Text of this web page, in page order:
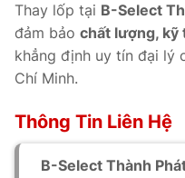
Thay lốp tại B-Select
đảm bảo chất lượng, kỹ
khẳng định uy tín đại lý
Chí Minh.
Thông Tin Liên Hệ
B-Select Thành